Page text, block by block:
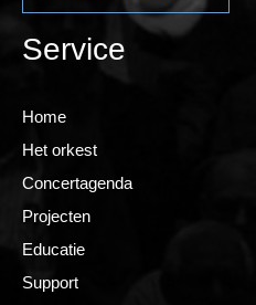
Service
Home
Het orkest
Concertagenda
Projecten
Educatie
Support